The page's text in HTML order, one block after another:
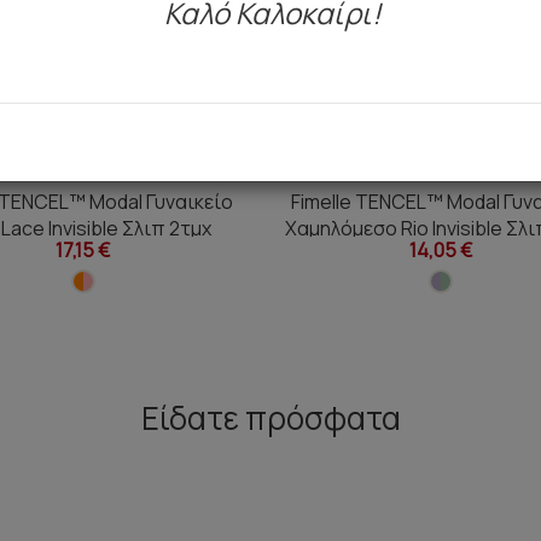
Modal Γυναικείο
Invisible Σλιπ 2τμχ
17,15 €
Fimelle TENCEL™ Modal
Χαμηλόμεσο Rio Invisible
14,05 €
Είδατε πρόσφατα
Καλό Καλοκαίρι!